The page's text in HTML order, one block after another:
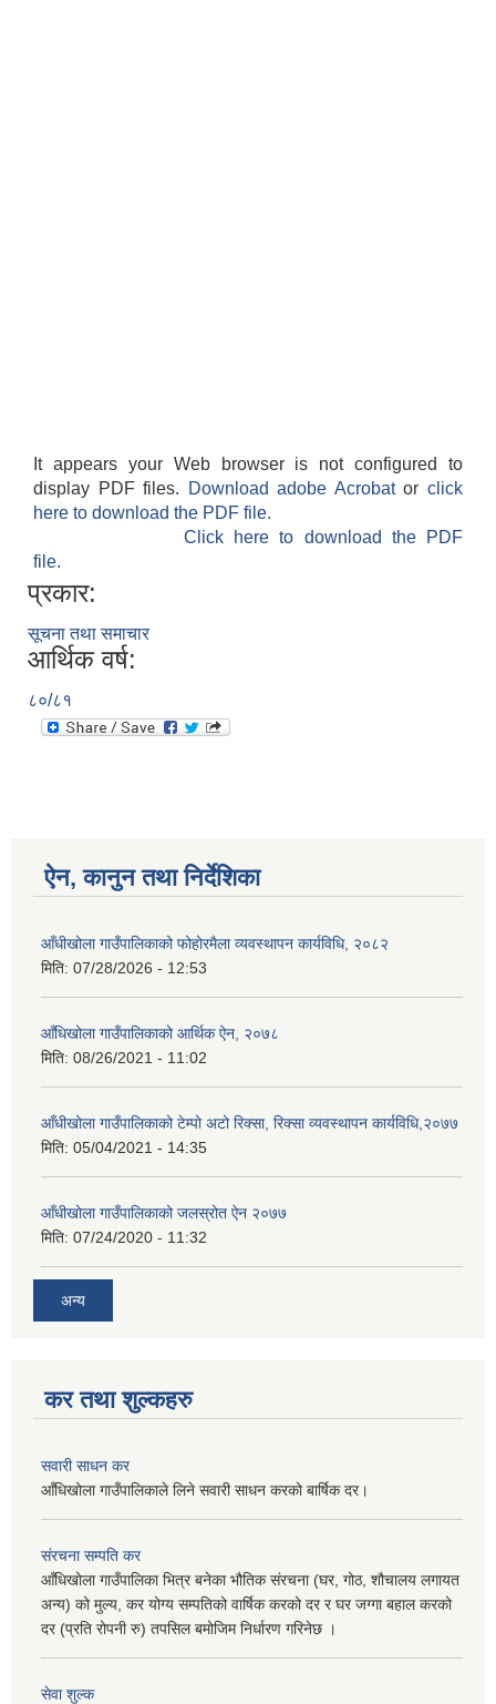
It appears your Web browser is not configured to
display PDF files.
Download adobe Acrobatorclick
here to download the PDF file.
Click here to download the PDF
file.
प्रकार:
सूचना तथा समाचार
आर्थिक वर्ष:
८०/८१
ऐन, कानुन तथा निर्देशिका
आँधीखोला गाउँपालिकाको फोहोरमैला व्यवस्थापन कार्यविधि, २०८२
मिति: 07/28/2026 - 12:53
आँधिखोला गाउँपालिकाको आर्थिक ऐन, २०७८
मिति: 08/26/2021 - 11:02
आँधीखोला गाउँपालिकाको टेम्पो अटो रिक्सा, रिक्सा व्यवस्थापन कार्यविधि,२०७७
मिति: 05/04/2021 - 14:35
आँधीखोला गाउँपालिकाको जलस्रोत ऐन २०७७
मिति: 07/24/2020 - 11:32
अन्य
कर तथा शुल्कहरु
सवारी साधन कर
आँधिखोला गाउँपालिकाले लिने सवारी साधन करको बार्षिक दर।
संरचना सम्पति कर
आँधिखोला गाउँपालिका भित्र बनेका भौतिक संरचना (घर, गोठ, शौचालय लगायत
अन्य) को मुल्य, कर योग्य सम्पतिको वार्षिक करको दर र घर जग्गा बहाल करको
दर (प्रति रोपनी रु) तपसिल बमोजिम निर्धारण गरिनेछ ।
सेवा शुल्क